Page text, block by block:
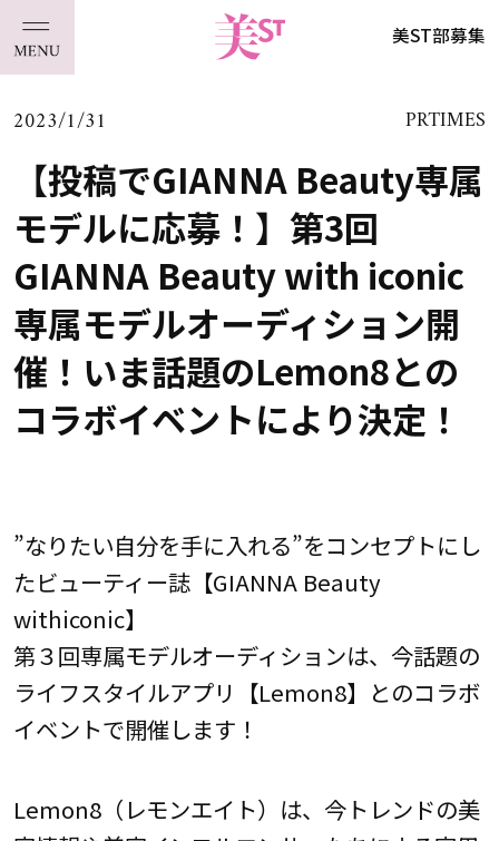
美ST部募集
2023/1/31 PRTIMES
【投稿でGIANNA Beauty専属
モデルに応募！】第3回
GIANNA Beauty with iconic
専属モデルオーディション開
催！いま話題のLemon8との
コラボイベントにより決定！
”なりたい自分を手に入れる”をコンセプトにし
たビューティー誌【GIANNA Beauty
withiconic】
第３回専属モデルオーディションは、今話題の
ライフスタイルアプリ【Lemon8】とのコラボ
イベントで開催します！
Lemon8（レモンエイト）は、今トレンドの美